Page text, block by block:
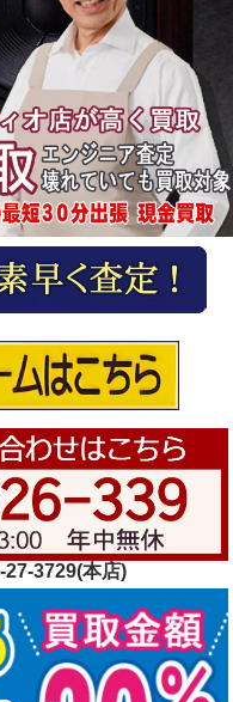
3729(本店)